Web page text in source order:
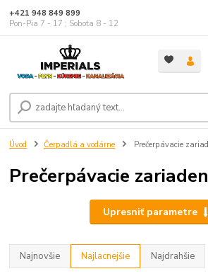
+421 948 849 899
Pon-Pia 7 - 17 ; Sobota 8 - 12
Úvod Čerpadlá a vodárne Prečerpávacie
Prečerpávacie
Upresniť parametre
Najnovšie Najlacnejšie Najdrahšie